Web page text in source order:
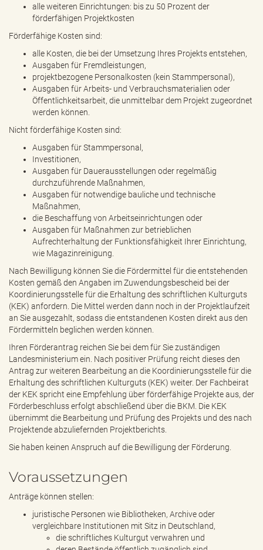
alle weiteren Einrichtungen: bis zu 50 Prozent der
förderfähigen Projektkosten
Förderfähige Kosten sind:
alle Kosten, die bei der Umsetzung Ihres Projekts entstehen,
Ausgaben für Fremdleistungen,
projektbezogene Personalkosten (kein Stammpersonal),
Ausgaben für Arbeits- und Verbrauchsmaterialien oder
Öffentlichkeitsarbeit, die unmittelbar dem Projekt zugeordnet
werden können.
Nicht förderfähige Kosten sind:
Ausgaben für Stammpersonal,
Investitionen,
Ausgaben für Dauerausstellungen oder regelmäßig
durchzuführende Maßnahmen,
Ausgaben für notwendige bauliche und technische
Maßnahmen,
die Beschaffung von Arbeitseinrichtungen oder
Ausgaben für Maßnahmen zur betrieblichen
Aufrechterhaltung der Funktionsfähigkeit Ihrer Einrichtung,
wie Magazinreinigung.
Nach Bewilligung können Sie die Fördermittel für die entstehenden
Kosten gemäß den Angaben im Zuwendungsbescheid bei der
Koordinierungsstelle für die Erhaltung des schriftlichen Kulturguts
(KEK) anfordern. Die Mittel werden dann noch in der Projektlaufzeit
an Sie ausgezahlt, sodass die entstandenen Kosten direkt aus den
Fördermitteln beglichen werden können.
Ihren Förderantrag reichen Sie bei dem für Sie zuständigen
Landesministerium ein. Nach positiver Prüfung reicht dieses den
Antrag zur weiteren Bearbeitung an die Koordinierungsstelle für die
Erhaltung des schriftlichen Kulturguts (KEK) weiter. Der Fachbeirat
der KEK spricht eine Empfehlung über förderfähige Projekte aus, der
Förderbeschluss erfolgt abschließend über die BKM. Die KEK
übernimmt die Bearbeitung und Prüfung des Projekts und des nach
Projektende abzuliefernden Projektberichts.
Sie haben keinen Anspruch auf die Bewilligung der Förderung.
Voraussetzungen
Anträge können stellen:
juristische Personen wie Bibliotheken, Archive oder
vergleichbare Institutionen mit Sitz in Deutschland,
die schriftliches Kulturgut verwahren und